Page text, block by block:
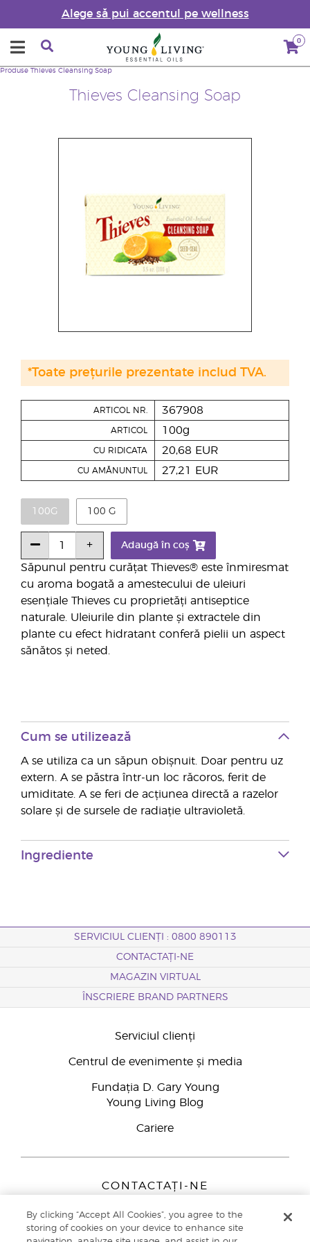
Alege să pui accentul pe wellness
0
Thieves Cleansing Soap
Produse Thieves Cleansing Soap
Săpunul pentru curățat Thieves® este înmiresmat
cu aroma bogată a amestecului de uleiuri
esențiale Thieves cu proprietăți antiseptice
naturale. Uleiurile din plante și extractele din
plante cu efect hidratant conferă pielii un aspect
sănătos și neted.
ARTICOL NR. 367908
ARTICOL 100g
CU RIDICATA 20,68 EUR
CU AMĂNUNTUL 27,21 EUR
100G 100 G
Adaugă în coș
*Toate prețurile prezentate includ TVA.
Cum se utilizează
A se utiliza ca un săpun obișnuit. Doar pentru uz
extern. A se păstra într-un loc răcoros, ferit de
umiditate. A se feri de acțiunea directă a razelor
solare și de sursele de radiație ultravioletă.
Ingrediente
SERVICIUL CLIENȚI : 0800 890113
CONTACTAȚI-NE
MAGAZIN VIRTUAL
ÎNSCRIERE BRAND PARTNERS
Serviciul clienți
Centrul de evenimente și media
Fundația D. Gary Young
Young Living Blog
Cariere
CONTACTAȚI-NE
Peizerweg 97
9727 AJ Groningen
By clicking “Accept All Cookies”, you agree to the
storing of cookies on your device to enhance site